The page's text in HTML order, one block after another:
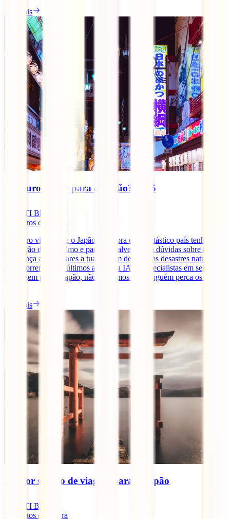
Ler mais
É seguro viajar para o Japão? 2025
IATI Blog
minutos de leitura
É seguro viajar para o Japão? Embora este fantástico país tenha a
reputação de ser calmo e pacífico, talvez tenha dúvidas sobre a
segurança ao planeares a tua viagem devido aos desastres naturais
que ocorreram nos últimos anos. Na IATI, especialistas em seguros
de viagem para o Japão, não queremos que ninguém perca os seus
Ler mais
Melhor seguro de viagem para o Japão
IATI Blog
minutos de leitura